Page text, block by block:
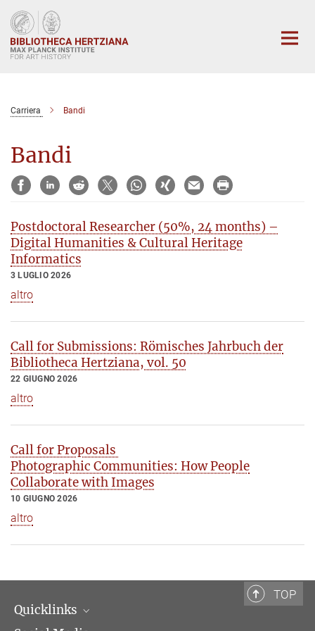
Main-
Content
Carriera Bandi
Bandi
Postdoctoral Researcher (50%, 24 months) –
Digital Humanities & Cultural Heritage
Informatics
3 LUGLIO 2026
altro
Call for Submissions: Römisches Jahrbuch der
Bibliotheca Hertziana, vol. 50
22 GIUGNO 2026
altro
Call for Proposals
Photographic Communities: How People
Collaborate with Images
10 GIUGNO 2026
altro
TOP
Quicklinks